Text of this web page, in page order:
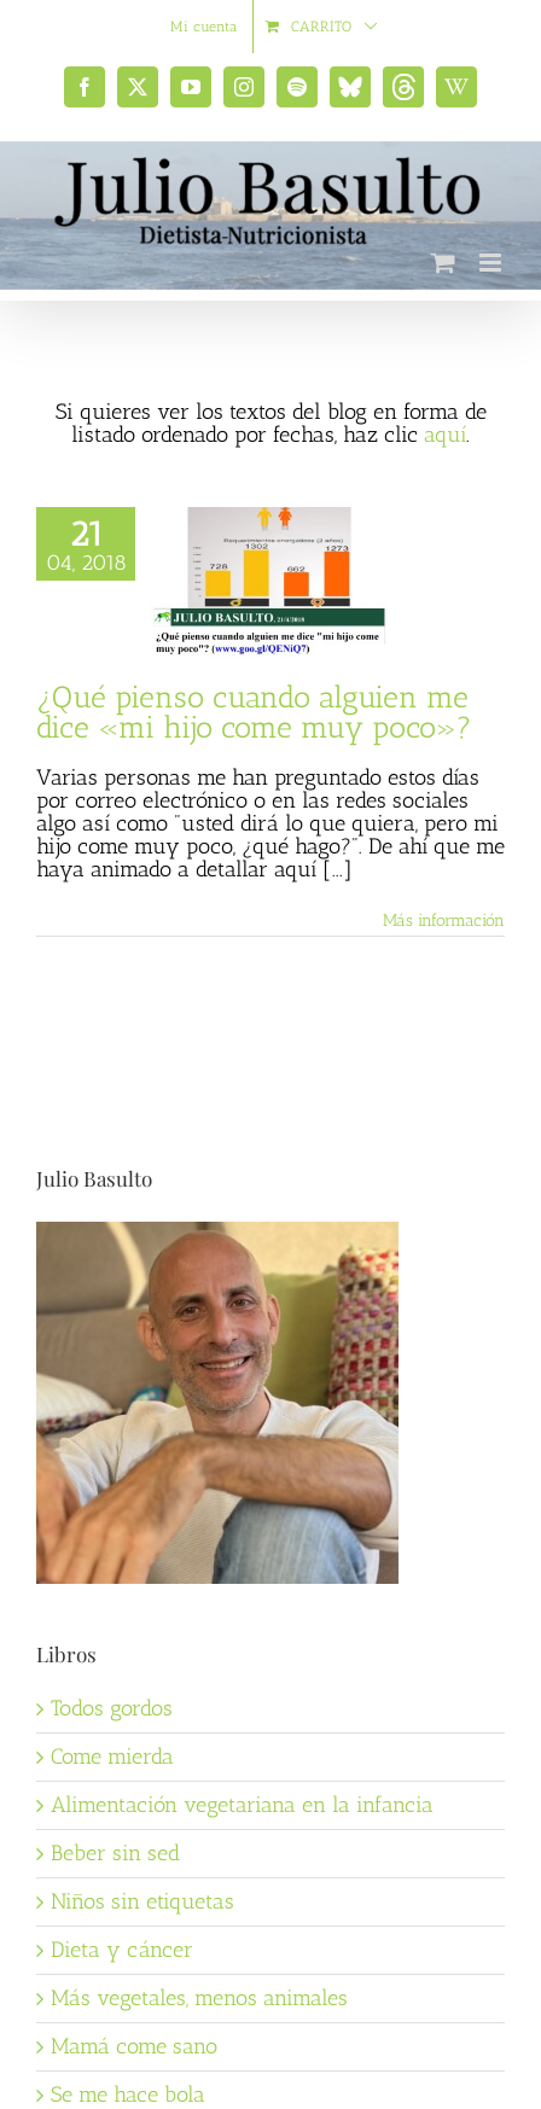
Mi cuenta CARRITO
Facebook
X YouTubeInstagramSpotifyBluesky
social
ThreadsWikipedia
Si quieres ver los textos del blog en forma de
listado ordenado por fechas, haz clic aquí.
21
04, 2018
cuando
dice «mi hijo
¿Qué pienso cuando alguien me
dice «mi hijo come muy poco»?
Varias personas me han preguntado estos días
por correo electrónico o en las redes sociales
algo así como "usted dirá lo que quiera, pero mi
hijo come muy poco, ¿qué hago?". De ahí que me
haya animado a detallar aquí [...]
Más información
Julio Basulto
Libros
Todos gordos
Come mierda
Alimentación vegetariana en la infancia
Beber sin sed
Niños sin etiquetas
Dieta y cáncer
Más vegetales, menos animales
Mamá come sano
Se me hace bola